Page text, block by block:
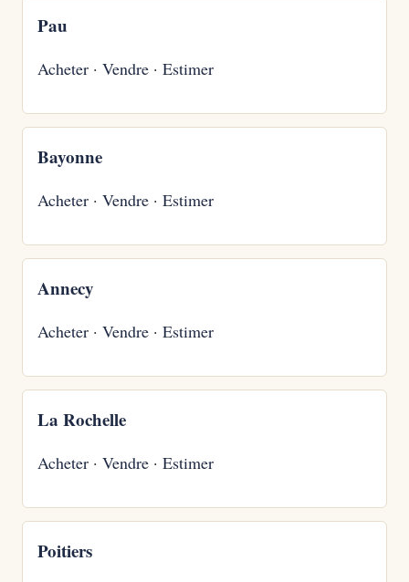
Pau
Acheter · Vendre · Estimer
Bayonne
Acheter · Vendre · Estimer
Annecy
Acheter · Vendre · Estimer
La Rochelle
Acheter · Vendre · Estimer
Poitiers